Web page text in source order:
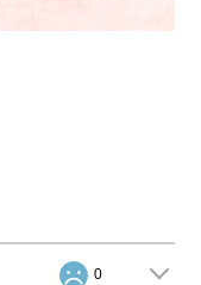
0